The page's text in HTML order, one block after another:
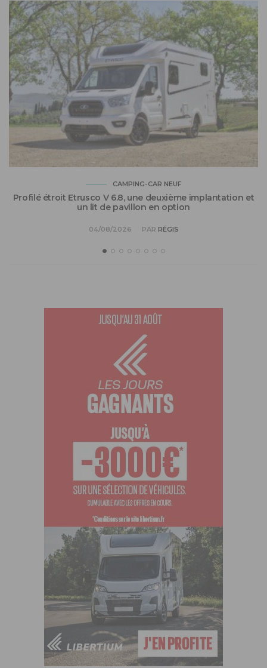
CAMPING-CAR NEUF
Profilé étroit Etrusco V 6.8, une deuxième implantation et
un lit de pavillon en option
04/08/2026 PAR RÉGIS